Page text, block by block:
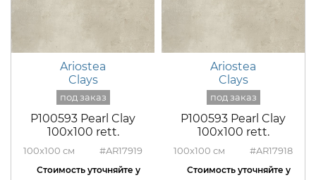
Ariostea
Clays
P100593 Pearl Clay
100x100 rett.
100x100 #AR17919
Ariostea
Clays
P100593 Pearl Clay
100x100 rett.
100x100 #AR17918